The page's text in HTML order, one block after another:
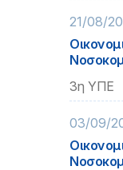
21/08/
3η ΥΠΕ
03/09/